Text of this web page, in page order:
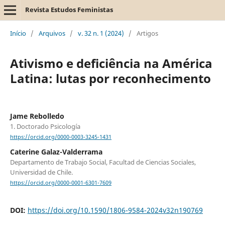
Revista Estudos Feministas
Início / Arquivos / v. 32 n. 1 (2024) / Artigos
Ativismo e deficiência na América
Latina: lutas por reconhecimento
Jame Rebolledo
1. Doctorado Psicología
https://orcid.org/0000-0003-3245-1431
Caterine Galaz-Valderrama
Departamento de Trabajo Social, Facultad de Ciencias Sociales,
Universidad de Chile.
https://orcid.org/0000-0001-6301-7609
DOI: https://doi.org/10.1590/1806-9584-2024v32n190769